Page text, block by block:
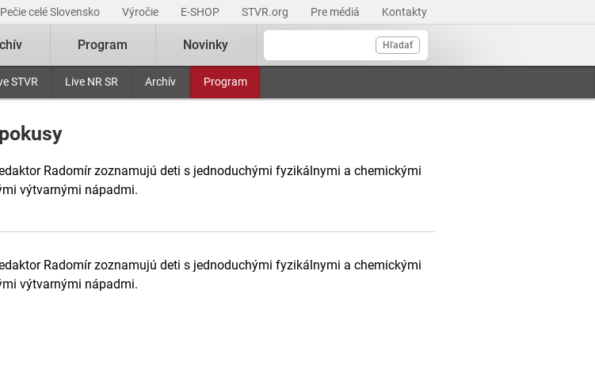
Pečie celé Slovensko Výročie E-SHOP STVR.org Pre médiá Kontakty
Hľadať
STVR Live NR SR Archív Program
Program Novinky
Radomír zoznamujú deti s jednoduchými fyzikálnymi a chemickými
výtvarnými nápadmi.
Radomír zoznamujú deti s jednoduchými fyzikálnymi a chemickými
výtvarnými nápadmi.